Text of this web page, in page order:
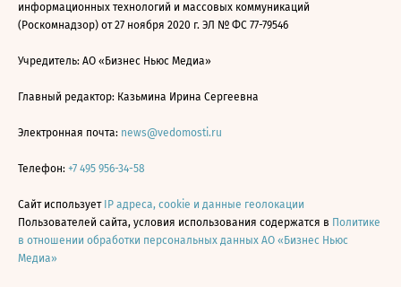
информационных технологий и массовых коммуникаций
(Роскомнадзор) от 27 ноября 2020 г. ЭЛ № ФС 77-79546
Учредитель: АО «Бизнес Ньюс Медиа»
Главный редактор: Казьмина Ирина Сергеевна
Электронная почта: news@vedomosti.ru
Телефон: +7 495 956-34-58
Сайт использует IP адреса, cookie и данные геолокации
Пользователей сайта, условия использования содержатся в Политике
в отношении обработки персональных данных АО «Бизнес Ньюс
Медиа»